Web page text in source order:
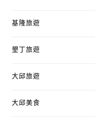
基隆旅遊
墾丁旅遊
大邱旅遊
大邱美食